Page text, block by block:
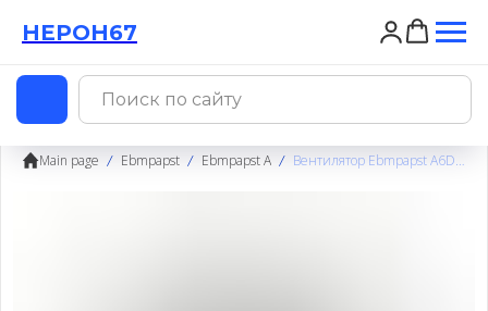
НЕРОН67
НЕРОН67
Main page Ebmpapst Ebmpapst A Вентилятор Ebmpapst A6D630AF0102 / A6D630-AF01-02 осевой